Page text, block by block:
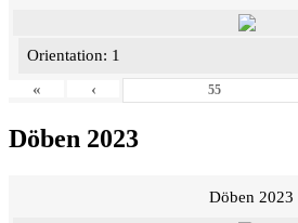
Orientation: 1
«
‹
Döben 2023
Döben 2023